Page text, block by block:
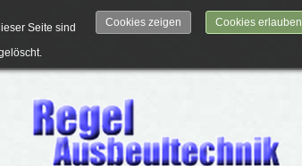
Seite sind
Cookies zeigen Cookies erlauben